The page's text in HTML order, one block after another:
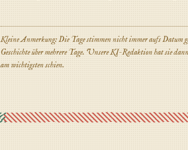
Kleine Anmerkung: Die Tage stimmen nicht immer aufs Datum
Geschichte über mehrere Tage. Unsere KI-Redaktion hat sie
am wichtigsten schien.